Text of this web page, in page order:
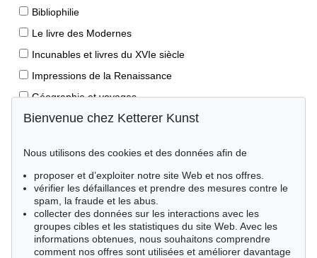
Bibliophilie
Le livre des Modernes
Incunables et livres du XVIe siècle
Impressions de la Renaissance
Géographie et voyages
Éditions princeps
Livres pour enfants
Style de vie
Événements clés des sciences naturelles
Littérature mondiale
Bienvenue chez Ketterer Kunst
Nous utilisons des cookies et des données afin de
proposer et d’exploiter notre site Web et nos offres.
vérifier les défaillances et prendre des mesures contre le
spam, la fraude et les abus.
collecter des données sur les interactions avec les
groupes cibles et les statistiques du site Web. Avec les
informations obtenues, nous souhaitons comprendre
comment nos offres sont utilisées et améliorer davantage